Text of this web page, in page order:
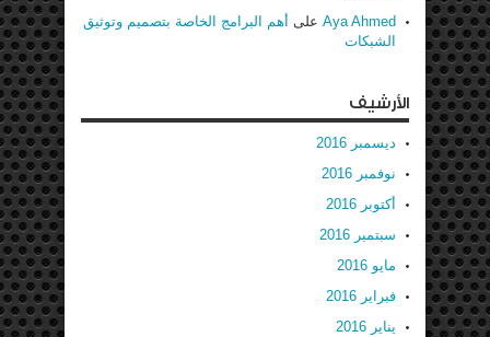
Aya Ahmed على أهم البرامج الخاصة بتصميم وتوثيق
الشبكات
الأرشيف
ديسمبر 2016
نوفمبر 2016
أكتوبر 2016
سبتمبر 2016
مايو 2016
فبراير 2016
يناير 2016